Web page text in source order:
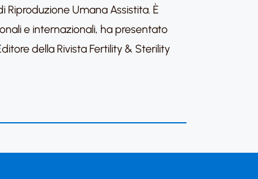
Riproduzione Umana Assistita. È
e internazionali, ha presentato
della Rivista Fertility & Sterility